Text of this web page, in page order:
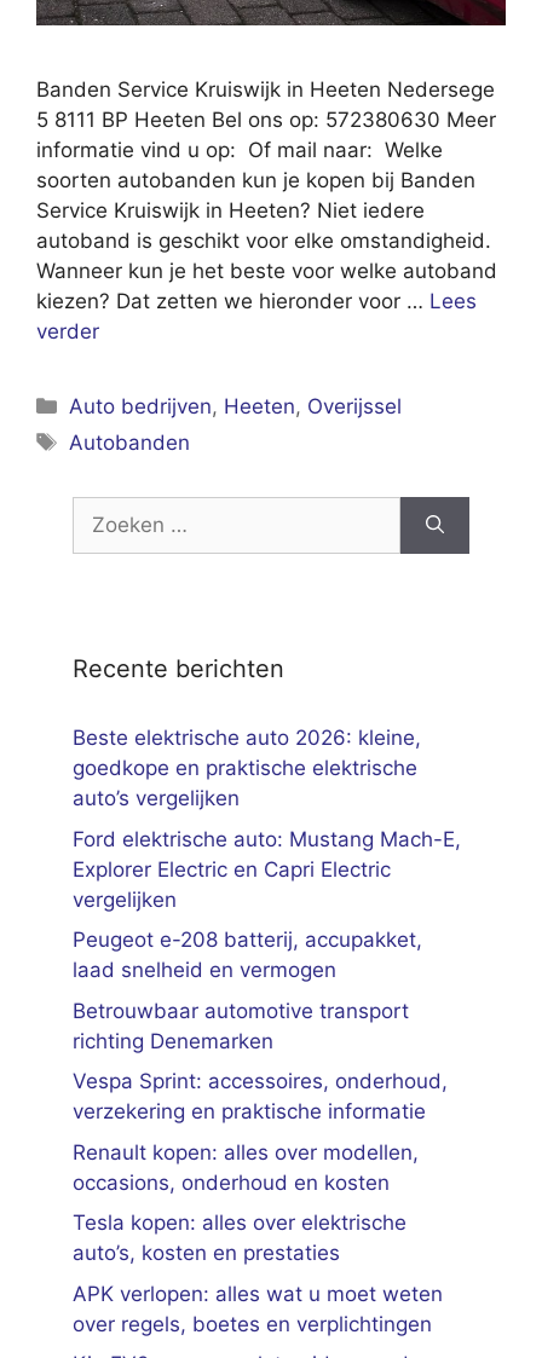
Banden Service Kruiswijk in Heeten Nedersege
5 8111 BP Heeten Bel ons op: 572380630 Meer
informatie vind u op: Of mail naar: Welke
soorten autobanden kun je kopen bij Banden
Service Kruiswijk in Heeten? Niet iedere
autoband is geschikt voor elke omstandigheid.
Wanneer kun je het beste voor welke autoband
kiezen? Dat zetten we hieronder voor … Lees
verder
Categorieën
Auto bedrijven, Heeten, Overijssel
Tags
Autobanden
Zoek
Recente berichten
Beste elektrische auto 2026: kleine,
goedkope en praktische elektrische
auto’s vergelijken
Ford elektrische auto: Mustang Mach-E,
Explorer Electric en Capri Electric
vergelijken
Peugeot e-208 batterij, accupakket,
laad snelheid en vermogen
Betrouwbaar automotive transport
richting Denemarken
Vespa Sprint: accessoires, onderhoud,
verzekering en praktische informatie
Renault kopen: alles over modellen,
occasions, onderhoud en kosten
Tesla kopen: alles over elektrische
auto’s, kosten en prestaties
APK verlopen: alles wat u moet weten
over regels, boetes en verplichtingen